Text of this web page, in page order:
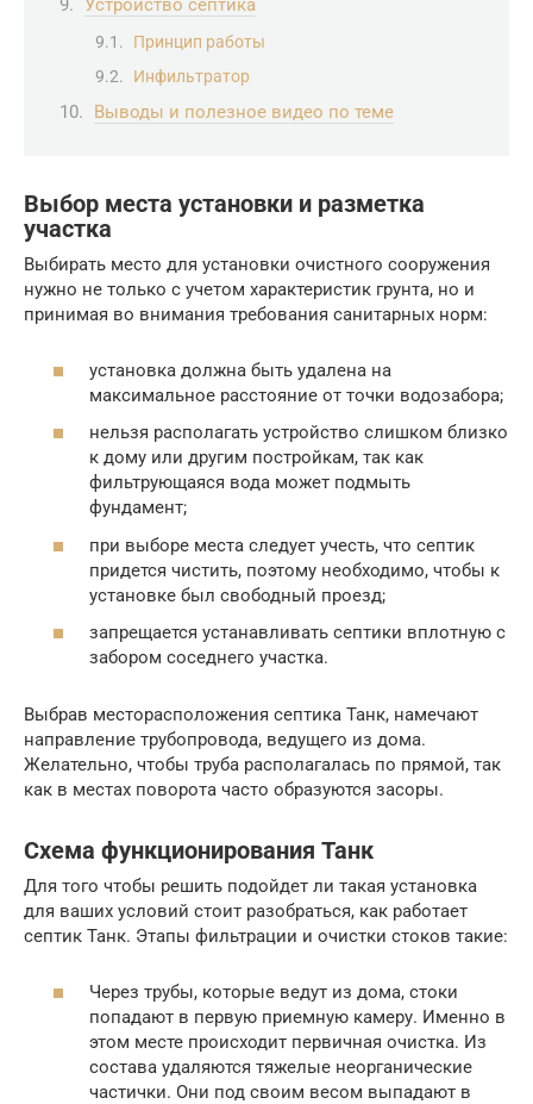
Устройство септика
Принцип работы
Инфильтратор
Выводы и полезное видео по теме
Выбор места установки и разметка
участка
Выбирать место для установки очистного сооружения
нужно не только с учетом характеристик грунта, но и
принимая во внимания требования санитарных норм:
установка должна быть удалена на
максимальное расстояние от точки водозабора;
нельзя располагать устройство слишком близко
к дому или другим постройкам, так как
фильтрующаяся вода может подмыть
фундамент;
при выборе места следует учесть, что септик
придется чистить, поэтому необходимо, чтобы к
установке был свободный проезд;
запрещается устанавливать септики вплотную с
забором соседнего участка.
Выбрав месторасположения септика Танк, намечают
направление трубопровода, ведущего из дома.
Желательно, чтобы труба располагалась по прямой, так
как в местах поворота часто образуются засоры.
Схема функционирования Танк
Для того чтобы решить подойдет ли такая установка
для ваших условий стоит разобраться, как работает
септик Танк. Этапы фильтрации и очистки стоков такие:
Через трубы, которые ведут из дома, стоки
попадают в первую приемную камеру. Именно в
этом месте происходит первичная очистка. Из
состава удаляются тяжелые неорганические
частички. Они под своим весом выпадают в